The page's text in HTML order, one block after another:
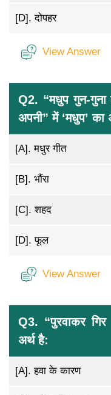
[D].दोपहर
View Answer
Q2. “मधुप गुन-गुना
अपनी” में ‘मधुप’ का
[A].मधुर गीत
[B]. भौंरा
[C].शहद
[D].फूल
View Answer
Q3. “पुरवाकर गिर
अर्थ है:
[A].हवा के कारण